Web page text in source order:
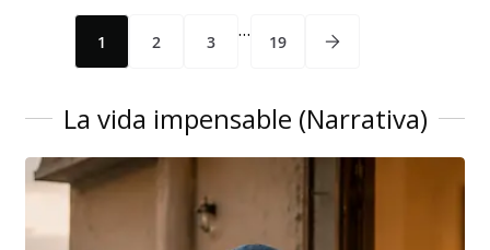
1 2 3 … 19
La vida impensable (Narrativa)